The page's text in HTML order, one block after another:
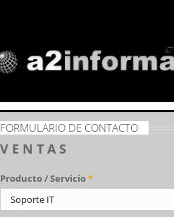
FORMULARIO DE CONTACTO
V E N T A S
Producto / Servicio*